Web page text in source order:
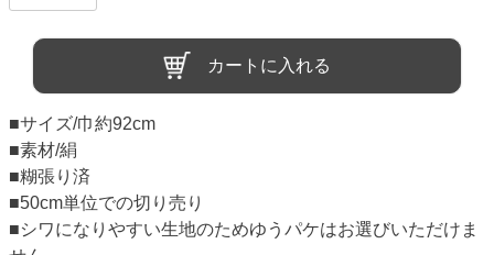
カートに入れる
■サイズ/巾約92cm
■素材/絹
■糊張り済
■50cm単位での切り売り
■シワになりやすい生地のためゆうパケはお選びいただけま